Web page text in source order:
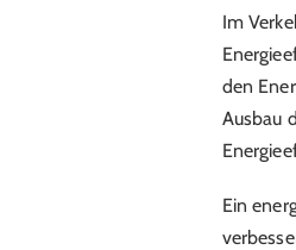
Im
den
Ausbau
Ein